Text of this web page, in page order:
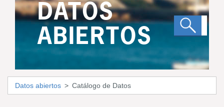
DATOS
ABIERTOS
Datos abiertos Catálogo de Datos